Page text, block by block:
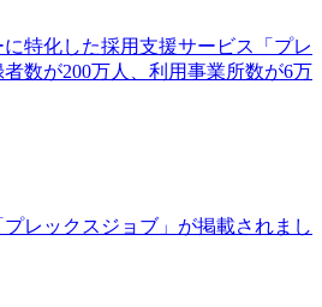
特化した採用支援サービス「プレ
数が200万人、利用事業所数が6万
レックスジョブ」が掲載されまし